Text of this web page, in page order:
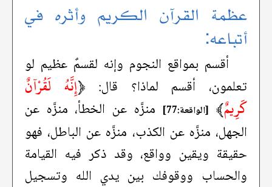
عظمة القرآن الكريم وأثره في
أتباعه:
أقسم بمواقع النجوم وإنه لقسمٌ عظيم لو
تعلمون، أقسم لماذا؟ قال: ﴿إِنَّهُ لَقُرْآنٌ
كَرِيمٌ﴾ [الواقعة:77]
منزَّه عن الخطأ، منزَّه عن
الجهل، منزَّه عن الكذب، منزَّه عن الباطل، فهو
حقيقة ويقين وواقع، وقد ذكر فيه القيامة
والحساب ووقوفك بين يدي الله وتسجيل